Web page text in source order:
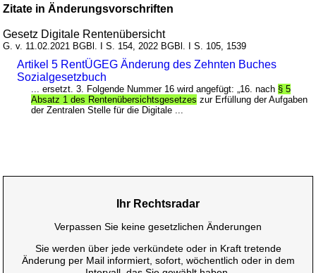
Zitate in Änderungsvorschriften
Gesetz Digitale Rentenübersicht
G. v. 11.02.2021 BGBl. I S. 154, 2022 BGBl. I S. 105, 1539
Artikel 5 RentÜGEG Änderung des Zehnten Buches
Sozialgesetzbuch
... ersetzt. 3. Folgende Nummer 16 wird angefügt: „16. nach § 5
Absatz 1 des Rentenübersichtsgesetzes zur Erfüllung der Aufgaben
der Zentralen Stelle für die Digitale ...
Ihr Rechtsradar
Verpassen Sie keine gesetzlichen Änderungen
Sie werden über jede verkündete oder in Kraft tretende
Änderung per Mail informiert, sofort, wöchentlich oder in dem